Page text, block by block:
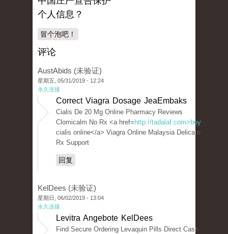
个人信息？
冒个泡吧！
评论
AustAbids (未验证)
星期五, 05/31/2019 - 12:24
永久连接
Correct Viagra Dosage JeaEmbaks
Cialis De 20 Mg Online Pharmacy Reviews
Clomicalm No Rx <a href= http://tadalaf.com>buy
cialis online</a> Viagra Online Malaysia Delicate
Rx Support
回复
KelDees (未验证)
星期日, 06/02/2019 - 13:04
永久连接
Levitra Angebote KelDees
Find Secure Ordering Levaquin Pills Direct Cash